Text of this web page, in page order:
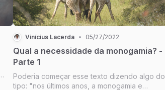
Vinícius Lacerda • 05/27/2022
Qual a necessidade da monogamia? -
Parte 1
Poderia começar esse texto dizendo algo do
tipo: "nos últimos anos, a monogamia e